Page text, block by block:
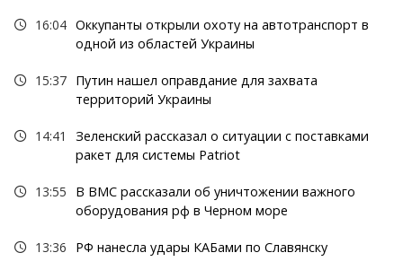
16:04 Оккупанты открыли охоту на автотранспорт в
одной из областей Украины
15:37 Путин нашел оправдание для захвата
территорий Украины
14:41
Зеленский рассказал о ситуации с поставками
ракет для системы Patriot
13:55
В ВМС рассказали об уничтожении важного
оборудования рф в Черном море
13:36 РФ нанесла удары КАБами по Славянску